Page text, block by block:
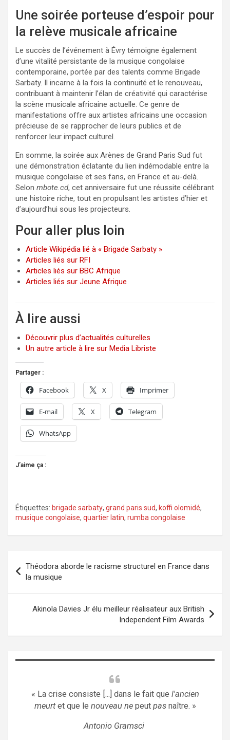
Une soirée porteuse d’espoir pour
la relève musicale africaine
Le succès de l’événement à Évry témoigne également
d’une vitalité persistante de la musique congolaise
contemporaine, portée par des talents comme Brigade
Sarbaty. Il incarne à la fois la continuité et le renouveau,
contribuant à maintenir l’élan de créativité qui caractérise
la scène musicale africaine actuelle. Ce genre de
manifestations offre aux artistes africains une occasion
précieuse de se rapprocher de leurs publics et de
renforcer leur impact culturel.
En somme, la soirée aux Arènes de Grand Paris Sud fut
une démonstration éclatante du lien indémodable entre la
musique congolaise et ses fans, en France et au-delà.
Selon mbote.cd, cet anniversaire fut une réussite célébrant
une histoire riche, tout en propulsant les artistes d’hier et
d’aujourd’hui sous les projecteurs.
Pour aller plus loin
Article Wikipédia lié à « Brigade Sarbaty »
Articles liés sur RFI
Articles liés sur BBC Afrique
Articles liés sur Jeune Afrique
À lire aussi
Découvrir plus d’actualités culturelles
Un autre article à lire sur Media Libriste
Partager :
Facebook X Imprimer
E-mail X Telegram
WhatsApp
J’aime ça :
Étiquettes: brigade sarbaty, grand paris sud, koffi olomidé,
musique congolaise, quartier latin, rumba congolaise
de
l’article
Théodora aborde le racisme structurel en France dans
la musique
Akinola Davies Jr élu meilleur réalisateur aux British
Independent Film Awards
« La crise consiste [...] dans le fait que l'ancien
meurtet que le nouveau nepeut pasnaître. »
Antonio Gramsci